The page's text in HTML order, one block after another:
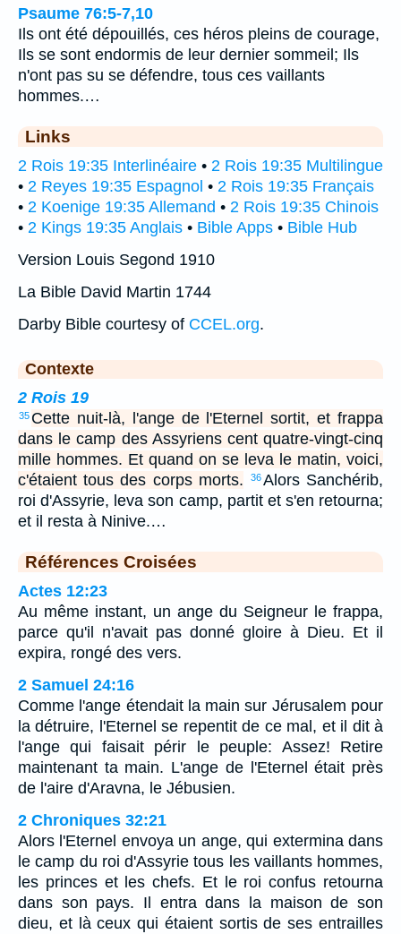
Psaume 76:5-7,10
Ils ont été dépouillés, ces héros pleins de courage,
Ils se sont endormis de leur dernier sommeil; Ils
n'ont pas su se défendre, tous ces vaillants
hommes.…
Links
2 Rois 19:35 Interlinéaire • 2 Rois 19:35 Multilingue
• 2 Reyes 19:35 Espagnol • 2 Rois 19:35 Français
• 2 Koenige 19:35 Allemand • 2 Rois 19:35 Chinois
• 2 Kings 19:35 Anglais • Bible Apps • Bible Hub
Version Louis Segond 1910
La Bible David Martin 1744
Darby Bible courtesy of CCEL.org.
Contexte
2 Rois 19
35 Cette nuit-là, l'ange de l'Eternel sortit, et frappa
dans le camp des Assyriens cent quatre-vingt-cinq
mille hommes. Et quand on se leva le matin, voici,
c'étaient tous des corps morts.
36Alors Sanchérib,
roi d'Assyrie, leva son camp, partit et s'en retourna;
et il resta à Ninive.…
Références Croisées
Actes 12:23
Au même instant, un ange du Seigneur le frappa,
parce qu'il n'avait pas donné gloire à Dieu. Et il
expira, rongé des vers.
2 Samuel 24:16
Comme l'ange étendait la main sur Jérusalem pour
la détruire, l'Eternel se repentit de ce mal, et il dit à
l'ange qui faisait périr le peuple: Assez! Retire
maintenant ta main. L'ange de l'Eternel était près
de l'aire d'Aravna, le Jébusien.
2 Chroniques 32:21
Alors l'Eternel envoya un ange, qui extermina dans
le camp du roi d'Assyrie tous les vaillants hommes,
les princes et les chefs. Et le roi confus retourna
dans son pays. Il entra dans la maison de son
dieu, et là ceux qui étaient sortis de ses entrailles